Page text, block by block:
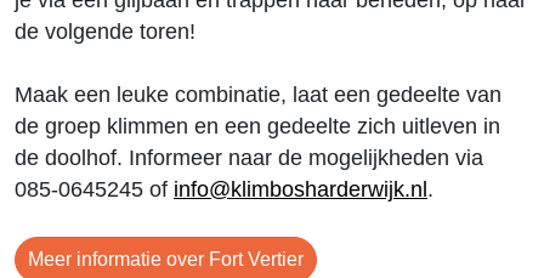
de volgende toren!
Maak een leuke combinatie, laat een gedeelte van
de groep klimmen en een gedeelte zich uitleven in
de doolhof. Informeer naar de mogelijkheden via
085-0645245 of info@klimbosharderwijk.nl .
Meer informatie over Fort Vertier